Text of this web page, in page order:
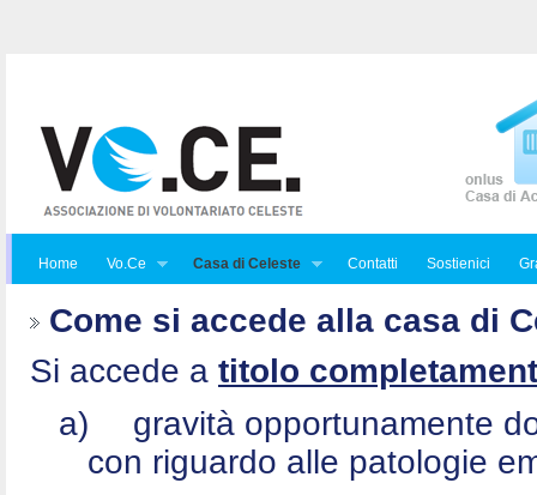
Home Vo.Ce Casa di Celeste Contatti Sostienici
Come si accede alla casa di
Si accede a titolo
a)
gravità opportunamente
con riguardo alle patologie